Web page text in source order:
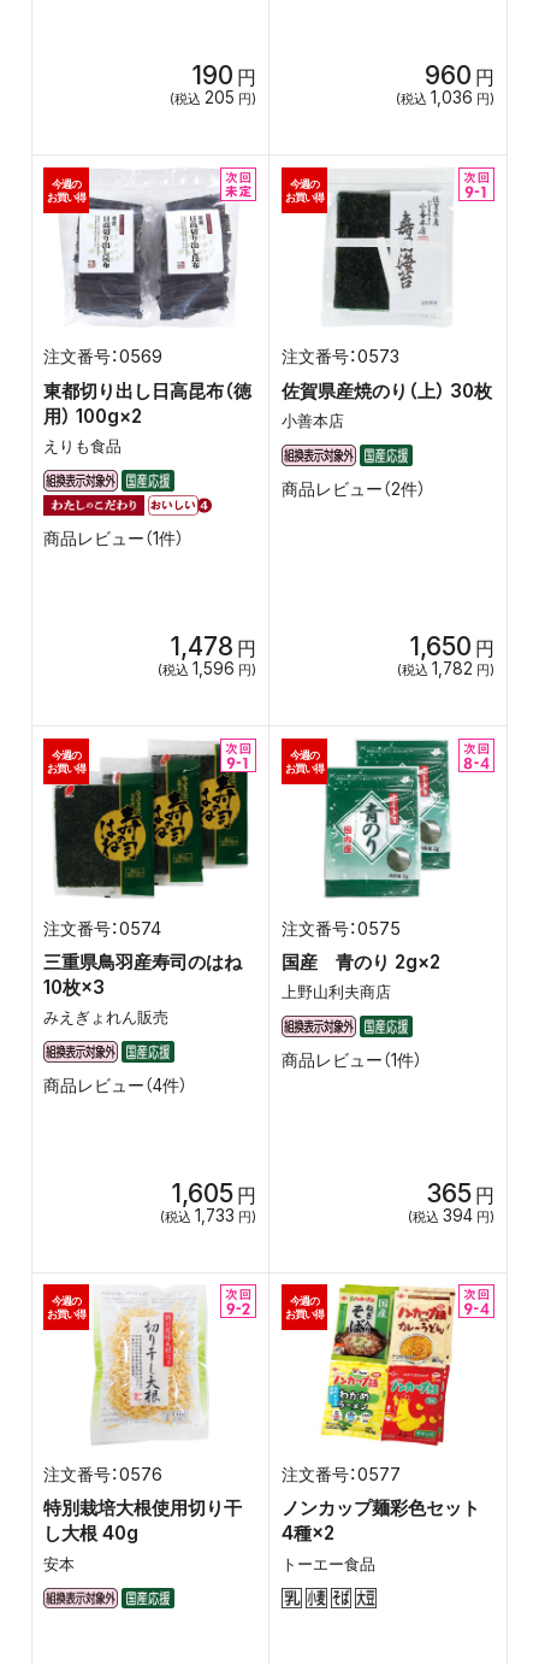
190 円
(税込 205 円)
960 円
(税込 1,036 円)
0569
東都切り出し日高昆布（徳
用） 100g×2
えりも食品
今週の
お買い得
商品レビュー（1件）
1,478 円
(税込 1,596 円)
0573
佐賀県産焼のり（上） 30枚
小善本店
今週の
お買い得
商品レビュー（2件）
1,650 円
(税込 1,782 円)
0574
三重県鳥羽産寿司のはね
10枚×3
みえぎょれん販売
今週の
お買い得
商品レビュー（4件）
1,605 円
(税込 1,733 円)
0575
国産 青のり 2g×2
上野山利夫商店
今週の
お買い得
商品レビュー（1件）
365 円
(税込 394 円)
0576
特別栽培大根使用切り干
し大根 40g
安本
今週の
お買い得
0577
ノンカップ麺彩色セット
4種×2
トーエー食品
今週の
お買い得